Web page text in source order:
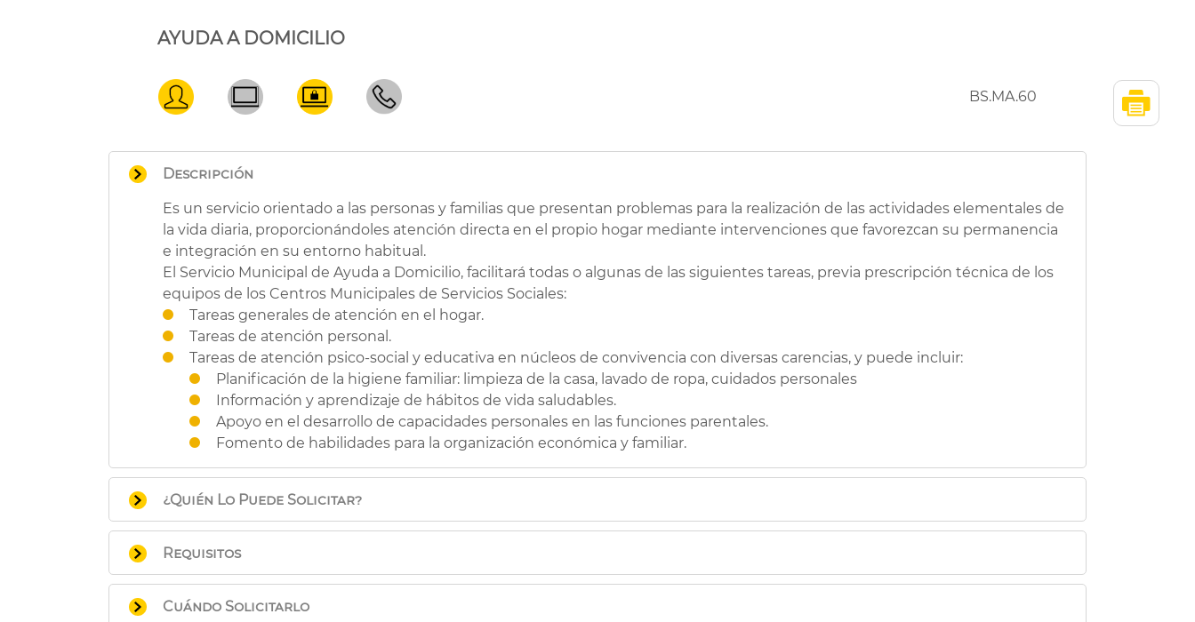
AYUDA A DOMICILIO
BS.MA.60
Descripción
Es un servicio orientado a las personas y familias que presentan problemas para la realización de las actividades elementales de
la vida diaria, proporcionándoles atención directa en el propio hogar mediante intervenciones que favorezcan su permanencia
e integración en su entorno habitual.
El Servicio Municipal de Ayuda a Domicilio, facilitará todas o algunas de las siguientes tareas, previa prescripción técnica de los
equipos de los Centros Municipales de Servicios Sociales:
Tareas generales de atención en el hogar.
Tareas de atención personal.
Tareas de atención psico-social y educativa en núcleos de convivencia con diversas carencias, y puede incluir:
Planificación de la higiene familiar: limpieza de la casa, lavado de ropa, cuidados personales
Información y aprendizaje de hábitos de vida saludables.
Apoyo en el desarrollo de capacidades personales en las funciones parentales.
Fomento de habilidades para la organización económica y familiar.
¿Quién Lo Puede Solicitar?
Personas mayores con dificultades de autonomía personal.
Personas con algún tipo de diversidad funcional.
Familias con menores en situación de riesgo social.
Familias con especiales problemáticas socio-sanitarias.
Requisitos
Estar empadronado en el municipio de València y residir efectivamente todos los miembros de la unidad familiar.
Que necesiten apoyo para el ejercicio de su autonomía y requieran asistencia para continuar en su entorno habitual.
Cuándo Solicitarlo